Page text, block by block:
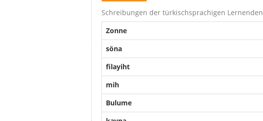
Schreibungen der türkischsprachigen Lernenden
Zonne
söna
filayiht
mih
Bulume